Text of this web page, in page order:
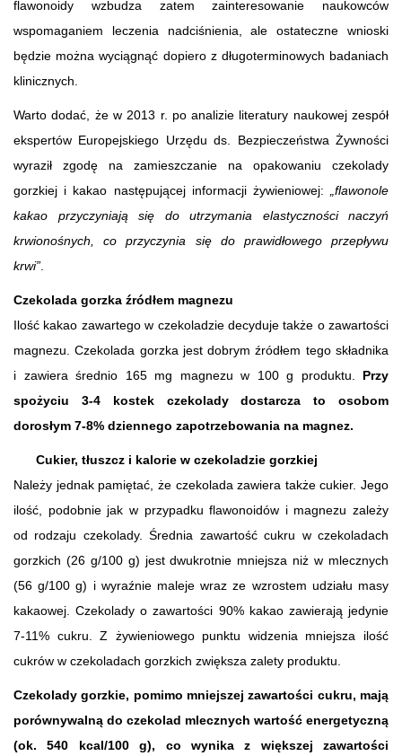
flawonoidy wzbudza zatem zainteresowanie naukowców
wspomaganiem leczenia nadciśnienia, ale ostateczne wnioski
będzie można wyciągnąć dopiero z długoterminowych badaniach
klinicznych.
Warto dodać, że w 2013 r. po analizie literatury naukowej zespół
ekspertów Europejskiego Urzędu ds. Bezpieczeństwa Żywności
wyraził zgodę na zamieszczanie na opakowaniu czekolady
gorzkiej i kakao następującej informacji żywieniowej:
„flawonole
kakao przyczyniają się do utrzymania elastyczności naczyń
krwionośnych, co przyczynia się do prawidłowego przepływu
krwi”
Czekolada gorzka źródłem magnezu
Ilość kakao zawartego w czekoladzie decyduje także o zawartości
magnezu. Czekolada gorzka jest dobrym źródłem tego składnika
i zawiera średnio 165 mg magnezu w 100 g produktu. Przy
spożyciu 3-4 kostek czekolady dostarcza to osobom
dorosłym 7-8% dziennego zapotrzebowania na magnez.
Cukier, tłuszcz i kalorie w czekoladzie gorzkiej
Należy jednak pamiętać, że czekolada zawiera także cukier. Jego
ilość, podobnie jak w przypadku flawonoidów i magnezu zależy
od rodzaju czekolady. Średnia zawartość cukru w czekoladach
gorzkich (26 g/100 g) jest dwukrotnie mniejsza niż w mlecznych
(56 g/100 g) i wyraźnie maleje wraz ze wzrostem udziału masy
kakaowej. Czekolady o zawartości 90% kakao zawierają jedynie
7-11% cukru. Z żywieniowego punktu widzenia mniejsza ilość
cukrów w czekoladach gorzkich zwiększa zalety produktu.
Czekolady gorzkie, pomimo mniejszej zawartości cukru, mają
porównywalną do czekolad mlecznych wartość energetyczną
(ok. 540 kcal/100 g), co wynika z większej zawartości